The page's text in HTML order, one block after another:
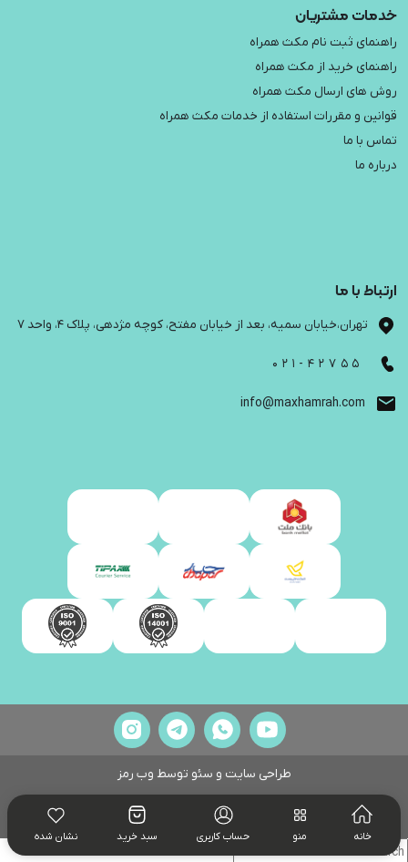
خانه منو حساب کاربری سبد خرید نشان شده
خدمات مشتریان
راهنمای ثبت نام مکث همراه
راهنمای خرید از مکث همراه
روش های ارسال مکث همراه
قوانین و مقررات استفاده از خدمات مکث همراه
تماس با ما
درباره ما
ارتباط با ما
تهران،خیابان سمیه، بعد از خیابان مفتح، کوچه مژدهی، پلاک 4، واحد 7
021-42755
info@maxhamrah.com
طراحی سایت و سئو توسط وب رمز